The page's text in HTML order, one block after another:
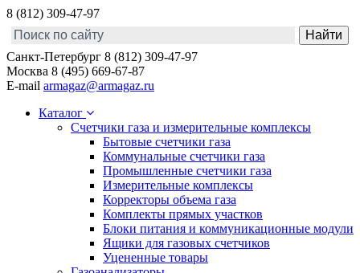
8 (812) 309-47-97
Санкт-Петербург 8 (812) 309-47-97
Москва 8 (495) 669-67-87
E-mail armagaz@armagaz.ru
Каталог
Счетчики газа и измерительные комплексы
Бытовые счетчики газа
Коммунальные счетчики газа
Промышленные счетчики газа
Измерительные комплексы
Корректоры объема газа
Комплекты прямых участков
Блоки питания и коммуникационные модули
Ящики для газовых счетчиков
Уцененные товары